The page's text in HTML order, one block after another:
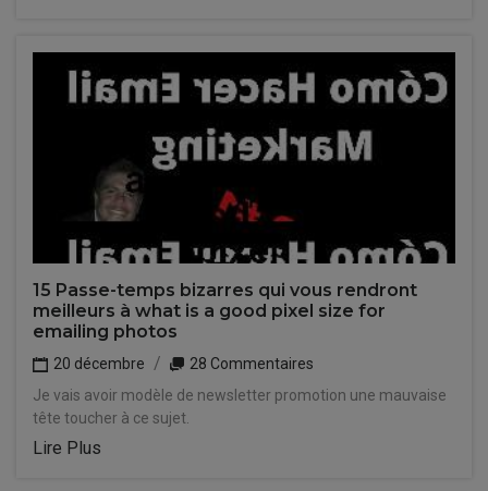
15 Passe-temps bizarres qui vous rendront
meilleurs à what is a good pixel size for
emailing photos
20 décembre
28 Commentaires
Je vais avoir modèle de newsletter promotion une mauvaise
tête toucher à ce sujet.
Lire Plus